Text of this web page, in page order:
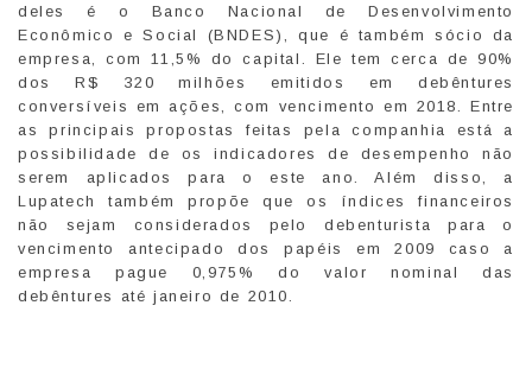
deles é o Banco Nacional de Desenvolvimento
Econômico e Social (BNDES), que é também sócio da
empresa, com 11,5% do capital. Ele tem cerca de 90%
dos R$ 320 milhões emitidos em debêntures
conversíveis em ações, com vencimento em 2018. Entre
as principais propostas feitas pela companhia está a
possibilidade de os indicadores de desempenho não
serem aplicados para o este ano. Além disso, a
Lupatech também propõe que os índices financeiros
não sejam considerados pelo debenturista para o
vencimento antecipado dos papéis em 2009 caso a
empresa pague 0,975% do valor nominal das
debêntures até janeiro de 2010.